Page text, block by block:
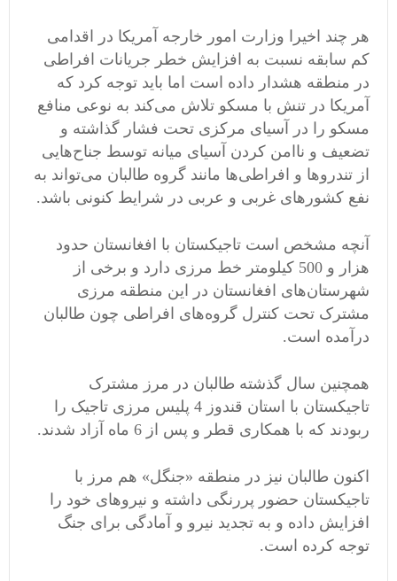
هر چند اخیرا وزارت امور خارجه آمریکا در اقدامی
کم سابقه نسبت به افزایش خطر جریانات افراطی
در منطقه هشدار داده است اما باید توجه کرد که
آمریکا در تنش با مسکو تلاش می‌کند به نوعی منافع
مسکو را در آسیای مرکزی تحت فشار گذاشته و
تضعیف و ناامن کردن آسیای میانه توسط جناح‌هایی
از تندروها و افراطی‌ها مانند گروه طالبان می‌تواند به
نفع کشورهای غربی و عربی در شرایط کنونی باشد.
آنچه مشخص است تاجیکستان با افغانستان حدود
هزار و 500 کیلومتر خط مرزی دارد و برخی از
شهرستان‌های افغانستان در این منطقه مرزی
مشترک تحت کنترل گروه‌های افراطی چون طالبان
درآمده است.
همچنین سال گذشته طالبان در مرز مشترک
تاجیکستان با استان قندوز 4 پلیس مرزی تاجیک را
ربودند که با همکاری قطر و پس از 6 ماه آزاد شدند.
اکنون طالبان نیز در منطقه «جنگل» هم‌ مرز با
تاجیکستان حضور پررنگی داشته و نیروهای خود را
افزایش داده و به تجدید نیرو و آمادگی برای جنگ
توجه کرده است.